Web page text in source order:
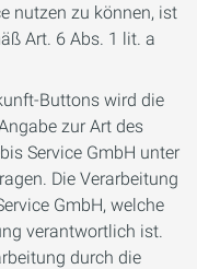
nutzen zu können, ist
Art. 6 Abs. 1 lit. a
Buttons wird die
zur Art des
Service GmbH unter
Die Verarbeitung
GmbH, welche
verantwortlich ist.
durch die